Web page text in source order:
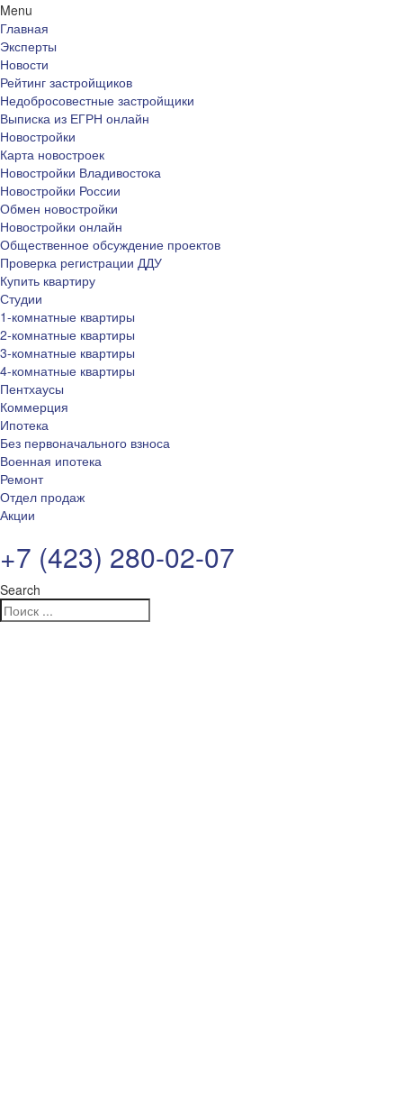
Menu
Главная
Эксперты
Новости
Рейтинг застройщиков
Недобросовестные застройщики
Выписка из ЕГРН онлайн
Новостройки
Карта новостроек
Новостройки Владивостока
Новостройки России
Обмен новостройки
Новостройки онлайн
Общественное обсуждение проектов
Проверка регистрации ДДУ
Купить квартиру
Студии
1-комнатные квартиры
2-комнатные квартиры
3-комнатные квартиры
4-комнатные квартиры
Пентхаусы
Коммерция
Ипотека
Без первоначального взноса
Военная ипотека
Ремонт
Отдел продаж
Акции
+7 (423) 280-02-07
Search